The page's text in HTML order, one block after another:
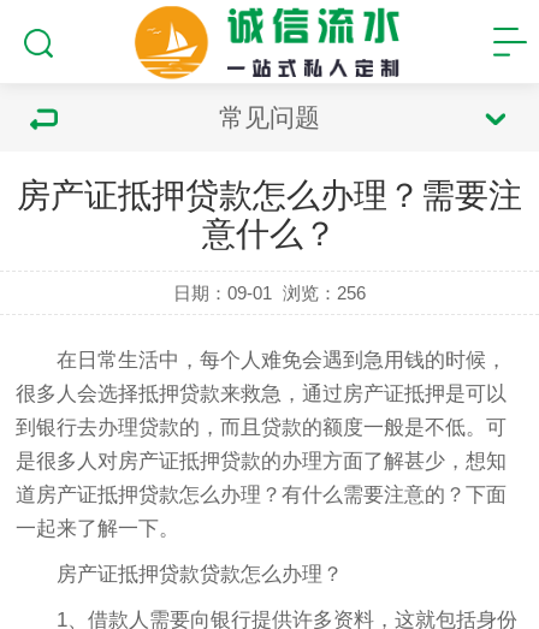
常见问题
房产证抵押贷款怎么办理？需要注
意什么？
日期：09-01 浏览： 256
在日常生活中，每个人难免会遇到急用钱的时候，
很多人会选择抵押贷款来救急，通过房产证抵押是可以
到银行去办理贷款的，而且贷款的额度一般是不低。可
是很多人对房产证抵押贷款的办理方面了解甚少，想知
道房产证抵押贷款怎么办理？有什么需要注意的？下面
一起来了解一下。
房产证抵押贷款贷款怎么办理？
1、借款人需要向银行提供许多资料，这就包括身份